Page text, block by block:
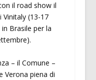
il road show il
(13-17
Brasile per la
– il Comune –
Verona piena di